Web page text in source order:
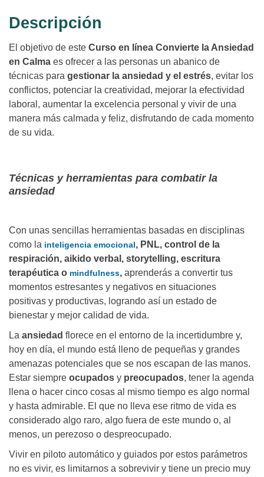
Descripción
El objetivo de este Curso en línea Convierte la Ansiedad
en Calma es ofrecer a las personas un abanico de
técnicas para gestionar la ansiedad y el estrés, evitar los
conflictos, potenciar la creatividad, mejorar la efectividad
laboral, aumentar la excelencia personal y vivir de una
manera más calmada y feliz, disfrutando de cada momento
de su vida.
Técnicas y herramientas para combatir la
ansiedad
Con unas sencillas herramientas basadas en disciplinas
como la inteligencia emocional, PNL, control de la
respiración, aikido verbal, storytelling, escritura
terapéutica o mindfulness, aprenderás a convertir tus
momentos estresantes y negativos en situaciones
positivas y productivas, logrando así un estado de
bienestar y mejor calidad de vida.
La ansiedad florece en el entorno de la incertidumbre y,
hoy en día, el mundo está lleno de pequeñas y grandes
amenazas potenciales que se nos escapan de las manos.
Estar siempre ocupados y preocupados, tener la agenda
llena o hacer cinco cosas al mismo tiempo es algo normal
y hasta admirable. El que no lleva ese ritmo de vida es
considerado algo raro, algo fuera de este mundo o, al
menos, un perezoso o despreocupado.
Vivir en piloto automático y guiados por estos parámetros
no es vivir, es limitarnos a sobrevivir y tiene un precio muy